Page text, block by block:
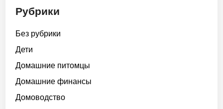
Рубрики
Без рубрики
Дети
Домашние питомцы
Домашние финансы
Домоводство